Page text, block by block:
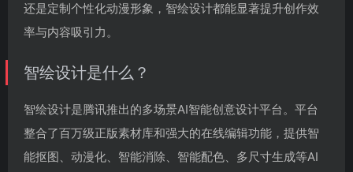
还是定制个性化动漫形象，智绘设计都能显著提升创作效
率与内容吸引力。
智绘设计是什么？
智绘设计是腾讯推出的多场景AI智能创意设计平台。平台
整合了百万级正版素材库和强大的在线编辑功能，提供智
能抠图、动漫化、智能消除、智能配色、多尺寸生成等AI